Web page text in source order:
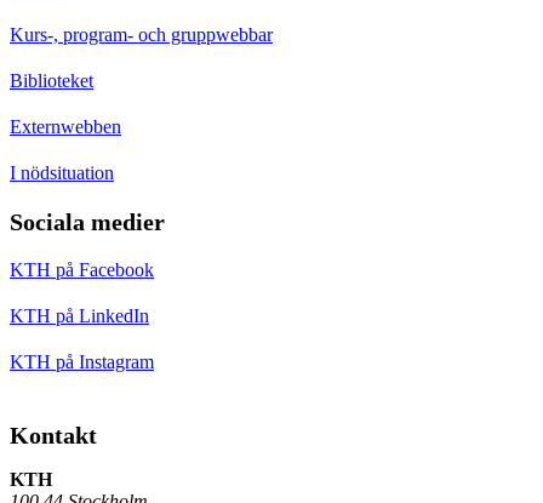
Kurs-, program- och gruppwebbar
Biblioteket
Externwebben
I nödsituation
Sociala medier
KTH på Facebook
KTH på LinkedIn
KTH på Instagram
Kontakt
KTH